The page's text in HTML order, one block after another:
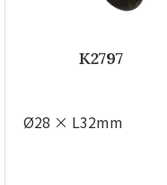
K2797
Ø28 × L32mm